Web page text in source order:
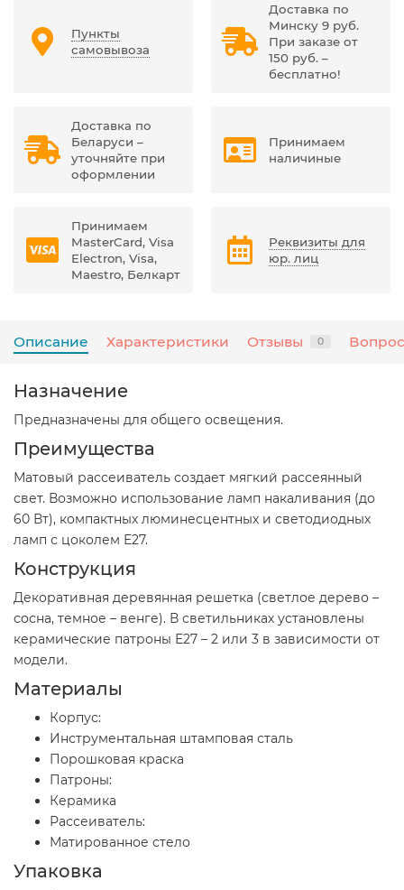
Пункты
самовывоза
Доставка по
Минску 9 руб.
При заказе от
150 руб. –
бесплатно!
Доставка по
Беларуси –
уточняйте при
оформлении
Принимаем
наличиные
Принимаем
MasterCard, Visa
Electron, Visa,
Maestro, Белкарт
Реквизиты для
юр. лиц
Описание Характеристики Отзывы 0
Назначение
Предназначены для общего освещения.
Преимущества
Матовый рассеиватель создает мягкий рассеянный
свет. Возможно использование ламп накаливания (до
60 Вт), компактных люминесцентных и светодиодных
ламп с цоколем Е27.
Конструкция
Декоративная деревянная решетка (светлое дерево –
сосна, темное – венге). В светильниках установлены
керамические патроны Е27 – 2 или 3 в зависимости от
модели.
Материалы
Корпус:
Инструментальная штамповая сталь
Порошковая краска
Патроны:
Керамика
Рассеиватель:
Матированное стело
Упаковка